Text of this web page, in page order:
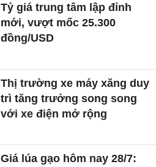
Tỷ giá trung tâm lập đỉnh
mới, vượt mốc 25.300
đồng/USD
Thị trường xe máy xăng duy
trì tăng trưởng song song
với xe điện mở rộng
Giá lúa gạo hôm nay 28/7: